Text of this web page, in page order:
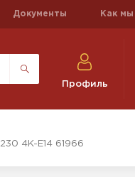
Документы Как
Профиль
4K-E14 61966